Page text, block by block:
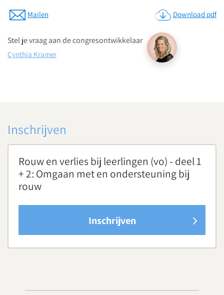
Mailen Download pdf
Stel je vraag aan de congresontwikkelaar
Cynthia Kramer
Inschrijven
Rouw en verlies bij leerlingen (vo) - deel 1
+ 2: Omgaan met en ondersteuning bij
rouw
Inschrijven